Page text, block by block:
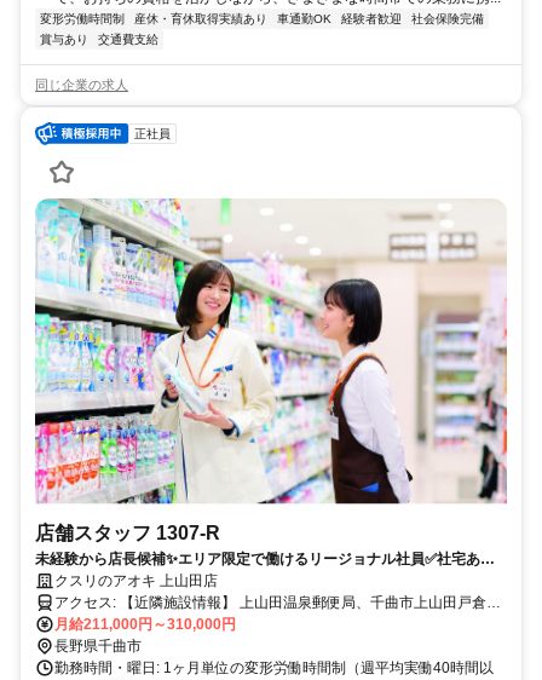
変形労働時間制 産休・育休取得実績あり 車通勤OK 経験者歓迎
社会保険完備
賞与あり
交通費支給
同じ企業の求人
正社員
店舗スタッフ 1307-R
未経験から店長候補✨エリア限定で働けるリージョナル社員✅社宅あり
｜残業月7.8h
クスリのアオキ 上山田店
アクセス: 【近隣施設情報】 上山田温泉郵便局、千曲市上山田戸倉出
張所、上山田公民館図書室〔上山田文化会館〕、上山田病院
月給211,000円～310,000円
長野県千曲市
勤務時間・曜日: 1ヶ月単位の変形労働時間制（週平均実働40時間以